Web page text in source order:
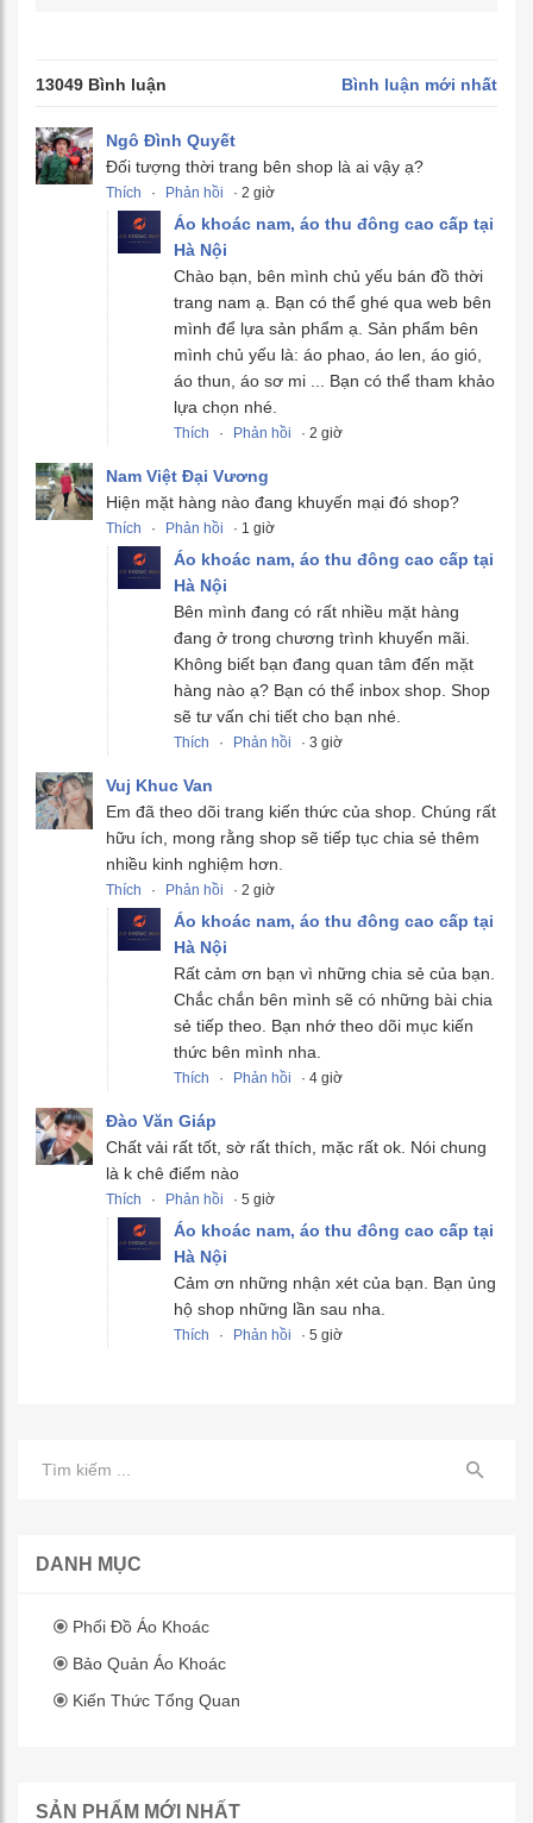
13049 Bình luận Bình luận mới nhất
Ngô Đình Quyết
Đối tượng thời trang bên shop là ai vậy ạ?
Thích · Phản hồi · 2 giờ
Áo khoác nam, áo thu đông cao cấp tại
Hà Nội
Chào bạn, bên mình chủ yếu bán đồ thời
trang nam ạ. Bạn có thể ghé qua web bên
mình để lựa sản phẩm ạ. Sản phẩm bên
mình chủ yếu là: áo phao, áo len, áo gió,
áo thun, áo sơ mi ... Bạn có thể tham khảo
lựa chọn nhé.
Thích · Phản hồi · 2 giờ
Nam Việt Đại Vương
Hiện mặt hàng nào đang khuyến mại đó shop?
Thích · Phản hồi · 1 giờ
Áo khoác nam, áo thu đông cao cấp tại
Hà Nội
Bên mình đang có rất nhiều mặt hàng
đang ở trong chương trình khuyến mãi.
Không biết bạn đang quan tâm đến mặt
hàng nào ạ? Bạn có thể inbox shop. Shop
sẽ tư vấn chi tiết cho bạn nhé.
Thích · Phản hồi · 3 giờ
Vuj Khuc Van
Em đã theo dõi trang kiến thức của shop. Chúng rất
hữu ích, mong rằng shop sẽ tiếp tục chia sẻ thêm
nhiều kinh nghiệm hơn.
Thích · Phản hồi · 2 giờ
Áo khoác nam, áo thu đông cao cấp tại
Hà Nội
Rất cảm ơn bạn vì những chia sẻ của bạn.
Chắc chắn bên mình sẽ có những bài chia
sẻ tiếp theo. Bạn nhớ theo dõi mục kiến
thức bên mình nha.
Thích · Phản hồi · 4 giờ
Đào Văn Giáp
Chất vải rất tốt, sờ rất thích, mặc rất ok. Nói chung
là k chê điểm nào
Thích · Phản hồi · 5 giờ
Áo khoác nam, áo thu đông cao cấp tại
Hà Nội
Cảm ơn những nhận xét của bạn. Bạn ủng
hộ shop những lần sau nha.
Thích · Phản hồi · 5 giờ
DANH MỤC
Phối Đồ Áo Khoác
Bảo Quản Áo Khoác
Kiến Thức Tổng Quan
SẢN PHẨM MỚI NHẤT